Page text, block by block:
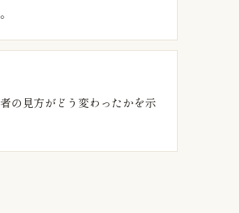
の見方がどう変わったかを示